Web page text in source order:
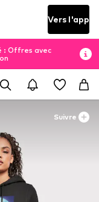
Vers l'app
: Offres avec
Suivre